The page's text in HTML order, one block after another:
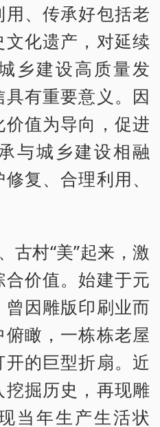
、传承好包括老
化遗产，对延续
乡建设高质量发
有重要意义。因
值为导向，促进
与城乡建设相融
复、合理利用、
村“美”起来，激
价值。始建于元
因雕版印刷业而
瞰，一栋栋老屋
的巨型折扇。近
掘历史，再现雕
当年生产生活状